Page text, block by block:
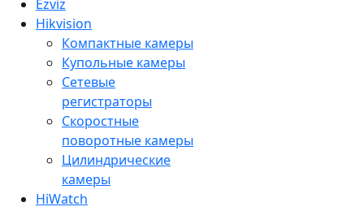
Ezviz
Hikvision
Компактные камеры
Купольные камеры
Сетевые
регистраторы
Скоростные
поворотные камеры
Цилиндрические
камеры
HiWatch